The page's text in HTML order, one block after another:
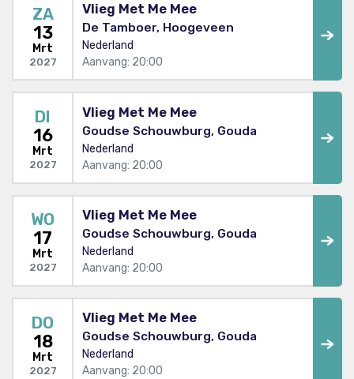
ZA
13
Mrt
2027
Vlieg Met Me Mee
De Tamboer, Hoogeveen
Nederland
Aanvang: 20:00
DI
16
Mrt
2027
Vlieg Met Me Mee
Goudse Schouwburg, Gouda
Nederland
Aanvang: 20:00
WO
17
Mrt
2027
Vlieg Met Me Mee
Goudse Schouwburg, Gouda
Nederland
Aanvang: 20:00
DO
18
Mrt
2027
Vlieg Met Me Mee
Goudse Schouwburg, Gouda
Nederland
Aanvang: 20:00